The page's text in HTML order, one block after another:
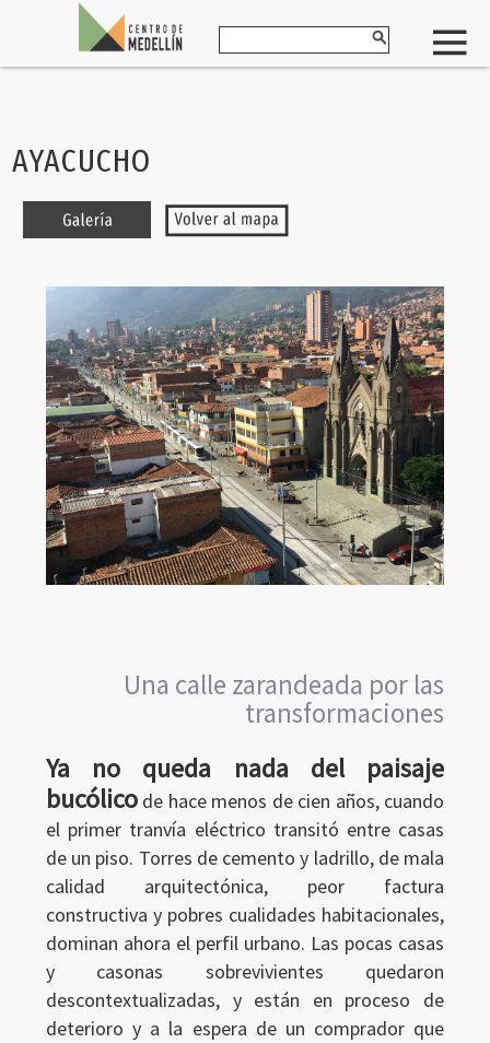
AYACUCHO
Una calle zarandeada por las
transformaciones
Ya no queda nada del paisaje
bucólicode hace menos de cien años, cuando
el primer tranvía eléctrico transitó entre casas
de un piso. Torres de cemento y ladrillo, de mala
calidad arquitectónica, peor factura
constructiva y pobres cualidades habitacionales,
dominan ahora el perfil urbano. Las pocas casas
y casonas sobrevivientes quedaron
descontextualizadas, y están en proceso de
deterioro y a la espera de un comprador que